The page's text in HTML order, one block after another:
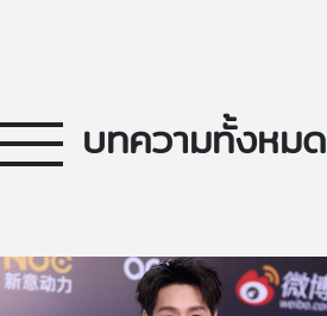
บทความทั้งหมด